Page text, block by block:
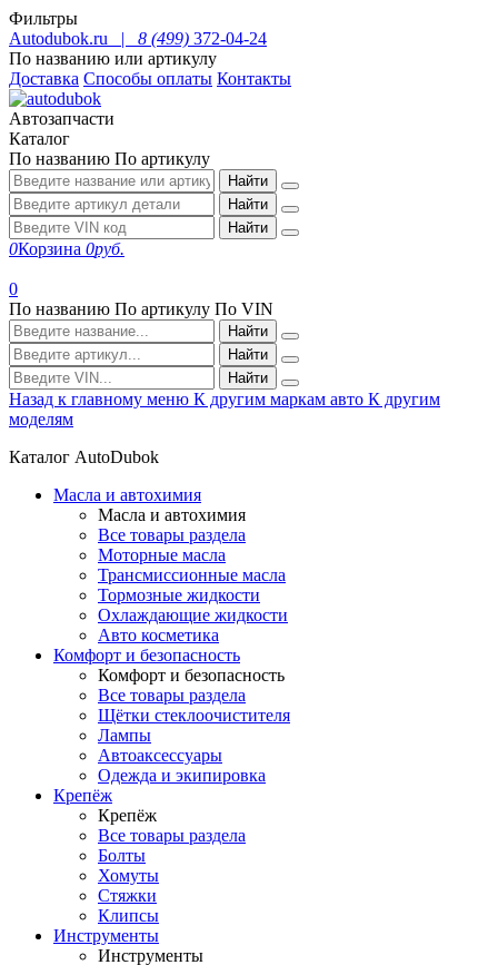
Фильтры
Autodubok.ru |
8 (499) 372-04-24
По названию или артикулу
Доставка Способы оплаты Контакты
Автозапчасти
Каталог
По названию По артикулу
Найти
Найти
Найти
0Корзина 0руб.
0
По названию По артикулу По VIN
Найти
Найти
Найти
Назад к главному меню К другим маркам авто К другим
моделям
Каталог AutoDubok
Масла и автохимия
Масла и автохимия
Все товары раздела
Моторные масла
Трансмиссионные масла
Тормозные жидкости
Охлаждающие жидкости
Авто косметика
Комфорт и безопасность
Комфорт и безопасность
Все товары раздела
Щётки стеклоочистителя
Лампы
Автоаксессуары
Одежда и экипировка
Крепёж
Крепёж
Все товары раздела
Болты
Хомуты
Стяжки
Клипсы
Инструменты
Инструменты